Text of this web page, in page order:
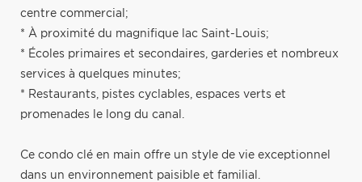
centre commercial;
* À proximité du magnifique lac Saint-Louis;
* Écoles primaires et secondaires, garderies et nombreux
services à quelques minutes;
* Restaurants, pistes cyclables, espaces verts et
promenades le long du canal.
Ce condo clé en main offre un style de vie exceptionnel
dans un environnement paisible et familial.